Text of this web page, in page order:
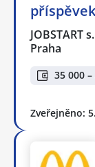
JOBSTART
Praha
35 000
Zveřejněno: